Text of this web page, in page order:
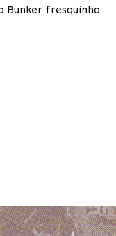
Bunker fresquinho